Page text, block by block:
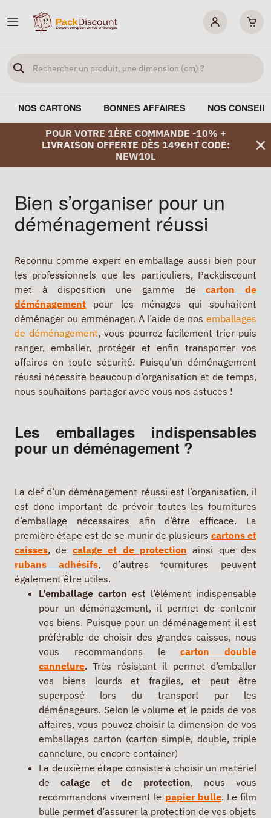
NOS CARTONS BONNES AFFAIRES NOS
POUR VOTRE 1ÈRE COMMANDE -10% +
LIVRAISON OFFERTE DÈS 149€HT CODE:
NEW10L
Bien s’organiser pour un
déménagement réussi
Reconnu comme expert en emballage aussi bien pour
les professionnels que les particuliers, Packdiscount
met à disposition une gamme de
carton de
déménagement
pour les ménages qui souhaitent
déménager ou emménager. A l’aide de nos emballages
de déménagement, vous pourrez facilement trier puis
ranger, emballer, protéger et enfin transporter vos
affaires en toute sécurité. Puisqu’un déménagement
réussi nécessite beaucoup d’organisation et de temps,
nous souhaitons partager avec vous nos astuces !
Les emballages indispensables
pour un déménagement ?
La clef d’un déménagement réussi est l’organisation, il
est donc important de prévoir toutes les fournitures
d’emballage nécessaires afin d’être efficace. La
première étape est de se munir de plusieurs cartons et
caisses, de calage et de protection ainsi que des
rubans adhésifs, d’autres fournitures peuvent
également être utiles.
L’emballage carton est l’élément indispensable
pour un déménagement, il permet de contenir
vos biens. Puisque pour un déménagement il est
préférable de choisir des grandes caisses, nous
vous recommandons lecarton double
cannelure. Très résistant il permet d’emballer
vos biens lourds et fragiles, et peut être
superposé lors du transport par les
déménageurs. Selon le volume et le poids de vos
affaires, vous pouvez choisir la dimension de vos
emballages carton (carton simple, double, triple
cannelure, ou encore container)
La deuxième étape consiste à choisir un matériel
de calage et de protection, nous vous
recommandons vivement le papier bulle. Le film
bulle permet d’assurer la protection de vos objets